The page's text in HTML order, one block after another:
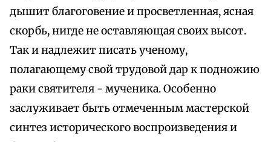
дышит благоговение и просветленная, ясная
скорбь, нигде не оставляющая своих высот.
Так и надлежит писать ученому,
полагающему свой трудовой дар к подножию
раки святителя - мученика. Особенно
заслуживает быть отмеченным мастерской
синтез исторического воспроизведения и